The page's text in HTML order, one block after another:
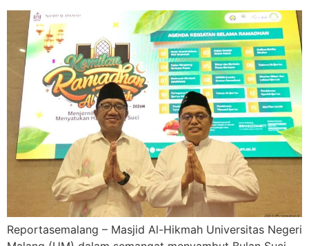
Reportasemalang – Masjid Al-Hikmah Universitas Negeri